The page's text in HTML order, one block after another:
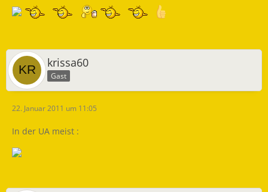
krissa60
Gast
22. Januar 2011 um 11:05
In der UA meist :